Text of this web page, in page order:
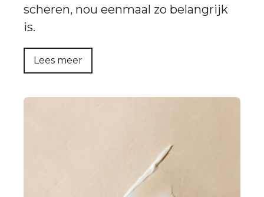
scheren, nou eenmaal zo belangrijk
is.
Lees meer